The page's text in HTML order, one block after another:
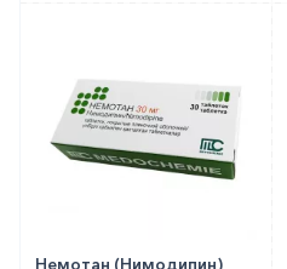
Немотан (Нимодипин)